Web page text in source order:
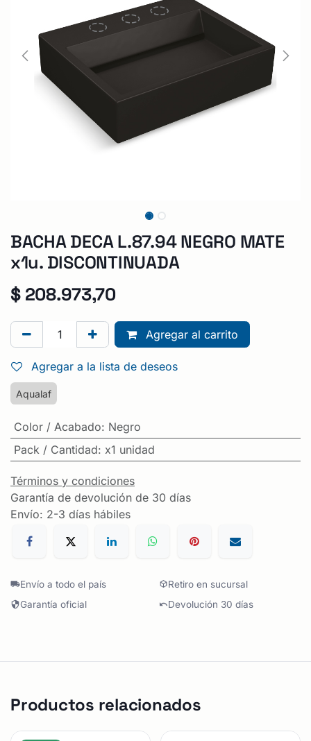
BACHA DECA L.87.94 NEGRO MATE
x1u. DISCONTINUADA
$ 208.973,70
Agregar al carrito
Agregar a la lista de deseos
Aqualaf
Color / Acabado: Negro
Pack / Cantidad: x1 unidad
Términos y condiciones
Garantía de devolución de 30 días
Envío: 2-3 días hábiles
Envío a todo el país
Retiro en sucursal
Garantía oficial
Devolución 30 días
Productos relacionados